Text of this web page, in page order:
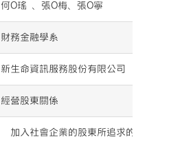
何O瑤 、張O梅、張O寧
財務金融學系
新生命資訊服務股份有限公司
經營股東關係
加入社會企業的股東所追求的並不是認